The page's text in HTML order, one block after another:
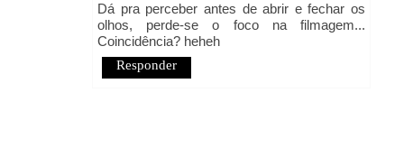
Dá pra perceber antes de abrir e fechar os
olhos, perde-se o foco na filmagem...
Coincidência? heheh
Responder